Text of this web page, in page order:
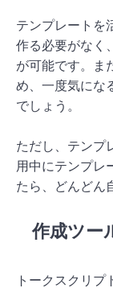
テンプレートを
作る必要がなく
が可能です。ま
め、一度気にな
でしょう。
ただし、テンプ
用中にテンプレ
たら、どんどん
作成ツー
トークスクリ